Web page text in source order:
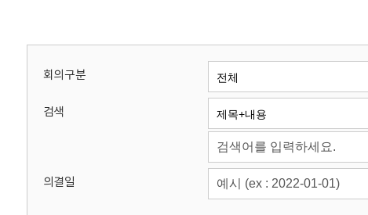
회
회의구분
검색
의결일